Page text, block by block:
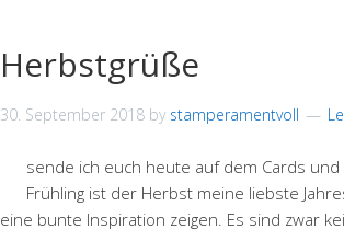
Herbstgrüße
30. September 2018 by stamperamentvoll
sende ich euch heute auf dem Cards
Frühling ist der Herbst meine liebste
eine bunte Inspiration zeigen. Es sind zwar